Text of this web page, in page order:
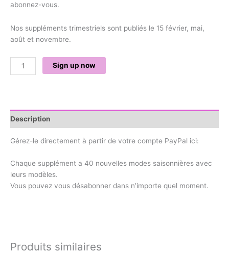
abonnez-vous.
Nos suppléments trimestriels sont publiés le 15 février, mai,
août et novembre.
Sign up now
Description
Gérez-le directement à partir de votre compte PayPal ici:
Chaque supplément a 40 nouvelles modes saisonnières avec
leurs modèles.
Vous pouvez vous désabonner dans n’importe quel moment.
Produits similaires